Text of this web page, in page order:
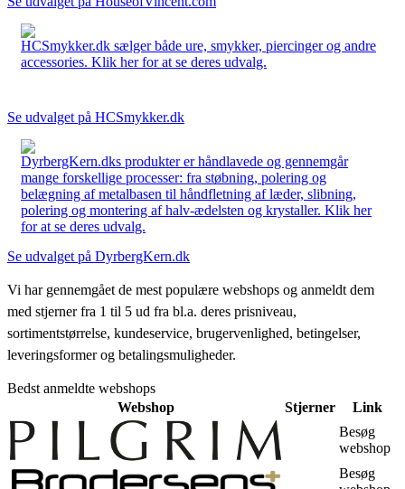
HCSmykker.dk sælger både ure, smykker, piercinger og andre
accessories. Klik her for at se deres udvalg.
Se udvalget på HCSmykker.dk
DyrbergKern.dks produkter er håndlavede og gennemgår
mange forskellige processer: fra støbning, polering og
belægning af metalbasen til håndfletning af læder, slibning,
polering og montering af halv-ædelsten og krystaller. Klik her
for at se deres udvalg.
Se udvalget på DyrbergKern.dk
Vi har gennemgået de mest populære webshops og anmeldt dem
med stjerner fra 1 til 5 ud fra bl.a. deres prisniveau,
sortimentstørrelse, kundeservice, brugervenlighed, betingelser,
leveringsformer og betalingsmuligheder.
Bedst anmeldte webshops
Webshop
Stjerner
Link
Besøg
webshop
Besøg